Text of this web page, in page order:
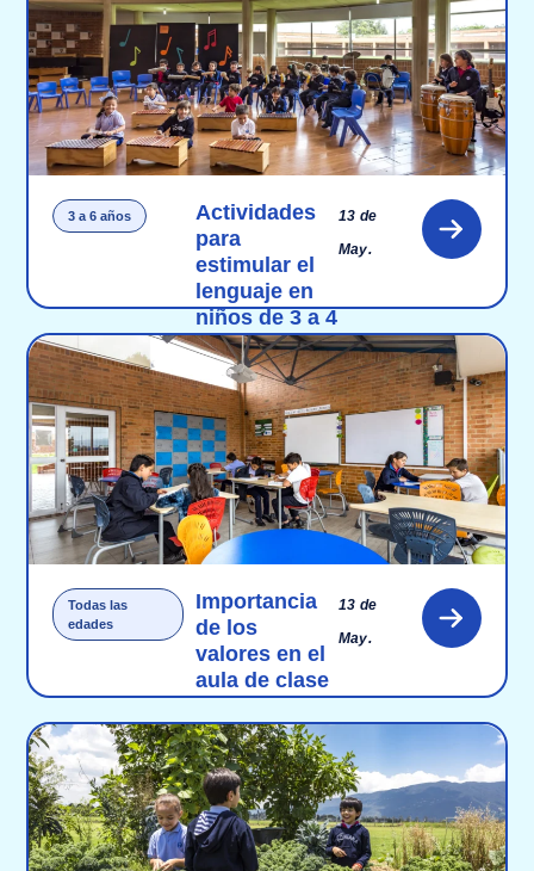
3 a 6 años
Actividades
para
estimular el
lenguaje en
niños de 3 a 4
años
13 de
May.
Todas las
edades
Importancia
de los
valores en el
aula de clase
13 de
May.